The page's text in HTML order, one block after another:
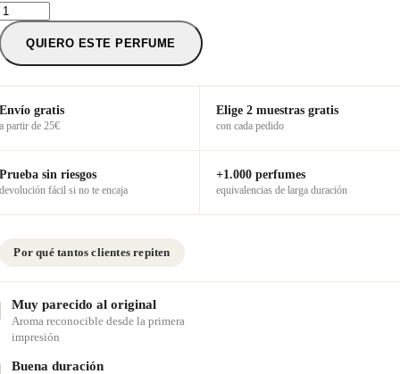
QUIERO ESTE PERFUME
Envío gratis
a partir de 25€
Elige 2 muestras gratis
con cada pedido
Prueba sin riesgos
devolución fácil si no te encaja
+1.000 perfumes
equivalencias de larga duración
Por qué tantos clientes repiten
Muy parecido al original
Aroma reconocible desde la primera
impresión
Buena duración